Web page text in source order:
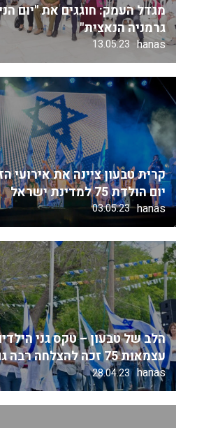
מגדל העמק: חוגגים את "יום
גרמניה הנאצית"
hanas
13.05.23
קרית טבעון ציינה את אירועי
יום הולדת 75 למדינת ישראל
hanas
03.05.23
הלב של טבעון – טקס גני
עצמאות 75 זכה להצלחה רבה גם השנה
hanas
28.04.23